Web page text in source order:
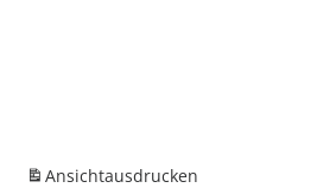
Ansichtausdrucken